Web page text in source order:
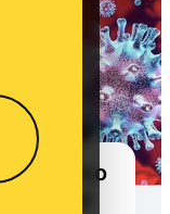
científico
el